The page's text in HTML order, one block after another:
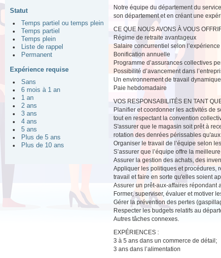
Statut
Temps partiel ou temps plein
Temps partiel
Temps plein
Liste de rappel
Permanent
Expérience requise
Sans
6 mois à 1 an
1 an
2 ans
3 ans
4 ans
5 ans
Plus de 5 ans
Plus de 10 ans
Notre équipe du département du
son département et en créant une
CE QUE NOUS AVONS À VOUS
Régime de retraite avantageux
Salaire concurrentiel selon l’expérience
Bonification annuelle
Programme d’assurances collectives
Possibilité d’avancement dans
Un environnement de travail
Paie hebdomadaire
VOS RESPONSABILITÉS EN TANT
Planifier et coordonner les activités de
tout en respectant la convention
S'assurer que le magasin soit prêt à
rotation des denrées périssables
Organiser le travail de l’équipe selon
S’assurer que l’équipe offre la
Assurer la gestion des achats, des
Appliquer les politiques et procédures,
travail et faire en sorte qu'elles soient
Assurer un prêt-aux-affaires répondant
Former, superviser, évaluer et motiver
Gérer la prévention des pertes
Respecter les budgets relatifs au
Autres tâches connexes.
EXPÉRIENCES :
3 à 5 ans dans un commerce de détail;
3 ans dans l’alimentation